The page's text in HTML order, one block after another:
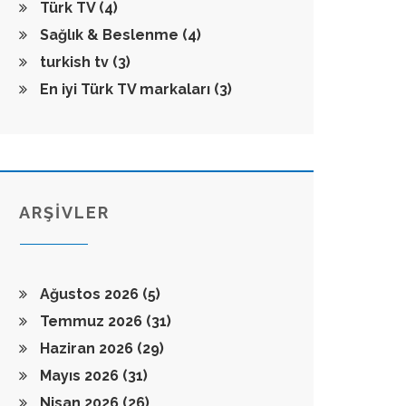
Türk TV (4)
Sağlık & Beslenme (4)
turkish tv (3)
En iyi Türk TV markaları (3)
ARŞİVLER
Ağustos 2026 (5)
Temmuz 2026 (31)
Haziran 2026 (29)
Mayıs 2026 (31)